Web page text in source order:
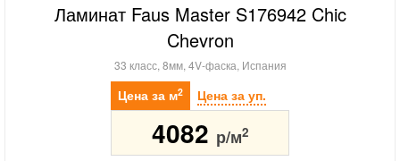
Ламинат Faus Master S176942 Chic
Chevron
33 класс, 8мм, 4V-фаска, Испания
Цена за м2 Цена за уп.
4082 р/м2